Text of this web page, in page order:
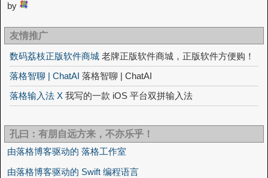
by
友情推广
数码荔枝正版软件商城 老牌正版软件商城，正版软件方便购！
落格智聊 | ChatAI 落格智聊 | ChatAI
落格输入法 X 我写的一款 iOS 平台双拼输入法
孔曰：有朋自远方来，不亦乐乎！
由落格博客驱动的 落格工作室
由落格博客驱动的 Swift 编程语言